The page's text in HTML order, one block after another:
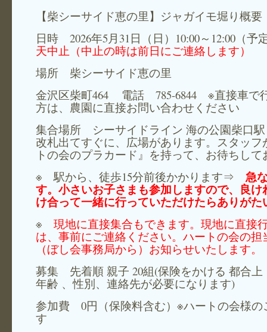
【柴シーサイド恵の里】ジャガイモ堀り概要
日時 2026年5月31日（日）10:00～12:00（
天中止（中止の時は前日にご連絡します）
場所 柴シーサイド恵の里
金沢区柴町464 電話 785-6844 ※直接車で
方は、農園に直接お問い合わせください
集合場所 シーサイドライン 海の公園柴口
改札出てすぐに、広場があります。スタッフ
トの会のプラカード』を持って、お待ちして
※ 駅から、徒歩15分前後かかります⇒ 急
す。小さいお子さまも参加しますので、良け
け合って一緒に行っていただけたらありがた
※ 現地に直接集合もできます。現地に直接
は、事前にご連絡ください。ハートの会の担
（ぼし会事務局から）お知らせいたします。
募集 先着順 親子 20組(保険をかける 都合
年齢 、性別、連絡先が必要になります)
参加費 0円（保険料含む）※ハートの会様の
す